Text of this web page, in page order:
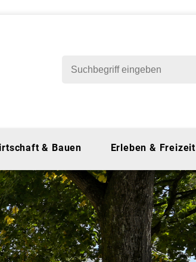
& Bauen Erleben & Freizeit